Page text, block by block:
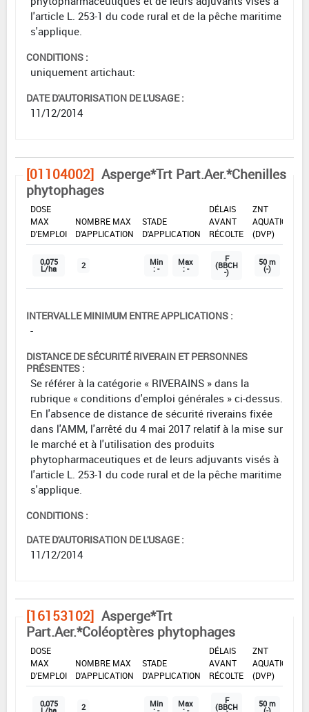
l'article L. 253-1 du code rural et de la pêche maritime
s'applique.
CONDITIONS :
uniquement artichaut:
DATE D'AUTORISATION DE L'USAGE :
11/12/2014
[01104002] Asperge*Trt Part.Aer.*Chenilles
phytophages
DOSE
MAX
D'EMPLOI
NOMBRE MAX
D'APPLICATION
STADE
D'APPLICATION
DÉLAIS
AVANT
RÉCOLTE
ZNT
AQUATIQUE
(DVP)
0,075
L/ha 2 Min
: -
Max
: -
F
(BBCH
-)
50 m
(-)
INTERVALLE MINIMUM ENTRE APPLICATIONS :
-
DISTANCE DE SÉCURITÉ RIVERAIN ET PERSONNES
PRÉSENTES :
Se référer à la catégorie « RIVERAINS » dans la
rubrique « conditions d'emploi générales » ci-dessus.
En l'absence de distance de sécurité riverains fixée
dans l'AMM, l'arrêté du 4 mai 2017 relatif à la mise sur
le marché et à l'utilisation des produits
phytopharmaceutiques et de leurs adjuvants visés à
l'article L. 253-1 du code rural et de la pêche maritime
s'applique.
CONDITIONS :
DATE D'AUTORISATION DE L'USAGE :
11/12/2014
[16153102] Asperge*Trt
Part.Aer.*Coléoptères phytophages
DOSE
MAX
D'EMPLOI
NOMBRE MAX
D'APPLICATION
STADE
D'APPLICATION
DÉLAIS
AVANT
RÉCOLTE
ZNT
AQUATIQUE
(DVP)
0,075 2 Min Max F
(BBCH 50 m